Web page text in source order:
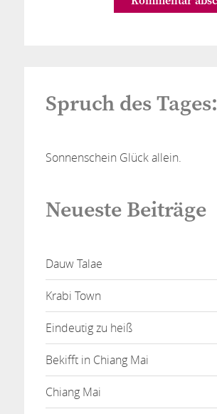
Spruch des Tages:
Sonnenschein Glück allein.
Neueste Beiträge
Dauw Talae
Krabi Town
Eindeutig zu heiß
Bekifft in Chiang Mai
Chiang Mai